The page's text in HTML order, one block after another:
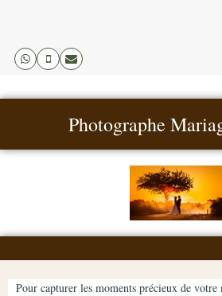
Photographe
Pour capturer les moments précieux de votre